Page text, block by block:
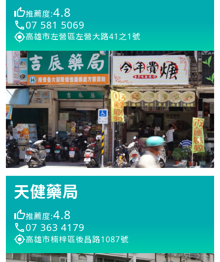
推薦度:4.8
07 581 5069
高雄市左營區左營大路41之1號
天健藥局
推薦度:4.8
07 363 4179
高雄市楠梓區後昌路1087號